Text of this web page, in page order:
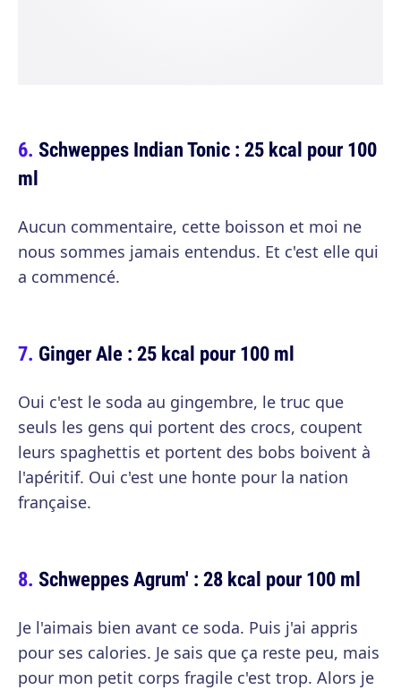
Schweppes Indian Tonic : 25 kcal pour 100
ml
Aucun commentaire, cette boisson et moi ne
nous sommes jamais entendus. Et c'est elle qui
a commencé.
Ginger Ale : 25 kcal pour 100 ml
Oui c'est le soda au gingembre, le truc que
seuls les gens qui portent des crocs, coupent
leurs spaghettis et portent des bobs boivent à
l'apéritif. Oui c'est une honte pour la nation
française.
Schweppes Agrum' : 28 kcal pour 100 ml
Je l'aimais bien avant ce soda. Puis j'ai appris
pour ses calories. Je sais que ça reste peu, mais
pour mon petit corps fragile c'est trop. Alors je